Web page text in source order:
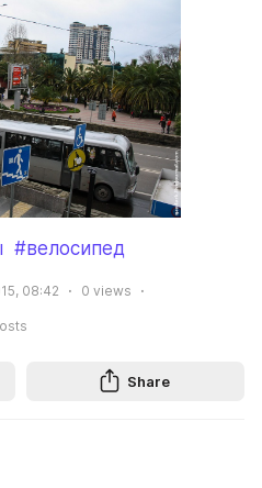
#велосипед
08:42 0 views
Share